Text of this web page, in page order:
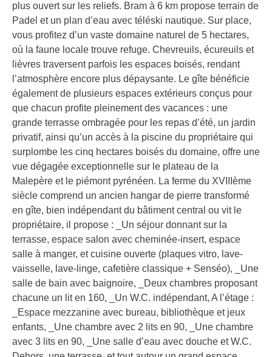
plus ouvert sur les reliefs. Bram à 6 km propose terrain de
Padel et un plan d’eau avec téléski nautique. Sur place,
vous profitez d’un vaste domaine naturel de 5 hectares,
où la faune locale trouve refuge. Chevreuils, écureuils et
lièvres traversent parfois les espaces boisés, rendant
l’atmosphère encore plus dépaysante. Le gîte bénéficie
également de plusieurs espaces extérieurs conçus pour
que chacun profite pleinement des vacances : une
grande terrasse ombragée pour les repas d’été, un jardin
privatif, ainsi qu’un accès à la piscine du propriétaire qui
surplombe les cinq hectares boisés du domaine, offre une
vue dégagée exceptionnelle sur le plateau de la
Malepère et le piémont pyrénéen. La ferme du XVIIIème
siècle comprend un ancien hangar de pierre transformé
en gîte, bien indépendant du bâtiment central ou vit le
propriétaire, il propose : _Un séjour donnant sur la
terrasse, espace salon avec cheminée-insert, espace
salle à manger, et cuisine ouverte (plaques vitro, lave-
vaisselle, lave-linge, cafetière classique + Senséo), _Une
salle de bain avec baignoire, _Deux chambres proposant
chacune un lit en 160, _Un W.C. indépendant, A l’étage :
_Espace mezzanine avec bureau, bibliothèque et jeux
enfants, _Une chambre avec 2 lits en 90, _Une chambre
avec 3 lits en 90, _Une salle d’eau avec douche et W.C.